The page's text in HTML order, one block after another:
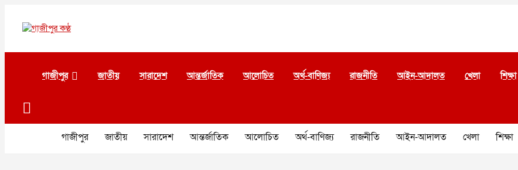
contentগাজীপুর কণ্ঠ
গাজীপুর জাতীয় সারাদেশ আন্তর্জাতিক আলোচিত অর্থ-বাণিজ্য রাজনীতি আইন-আদালত খেলা শিক্ষা
গাজীপুর জাতীয় সারাদেশ আন্তর্জাতিক আলোচিত অর্থ-বাণিজ্য রাজনীতি আইন-আদালত খেলা শিক্ষা